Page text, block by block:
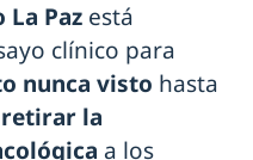
Paz está
clínico para
nunca visto hasta
retirar la
a los